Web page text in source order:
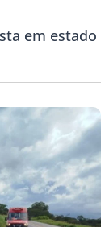
em estado